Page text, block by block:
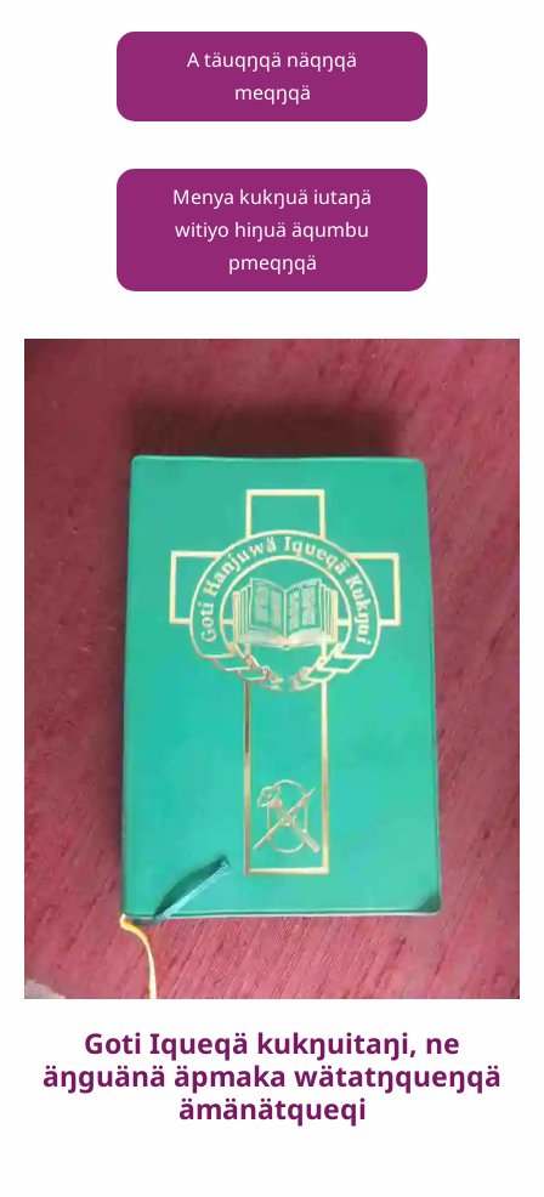
A täuqŋqä näqŋqä
meqŋqä
Menya kukŋuä iutaŋä
witiyo hiŋuä äqumbu
pmeqŋqä
Goti Iqueqä kukŋuitaŋi, ne
äŋguänä äpmaka wätatŋqueŋqä
ämänätqueqi